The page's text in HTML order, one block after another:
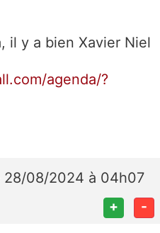
il y a bien Xavier Niel
agenda/?
28/08/2024 à 04h07
+ -